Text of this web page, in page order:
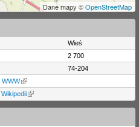
Dane mapy ©OpenStreetMap
Wieś
2 700
74-204
WWW